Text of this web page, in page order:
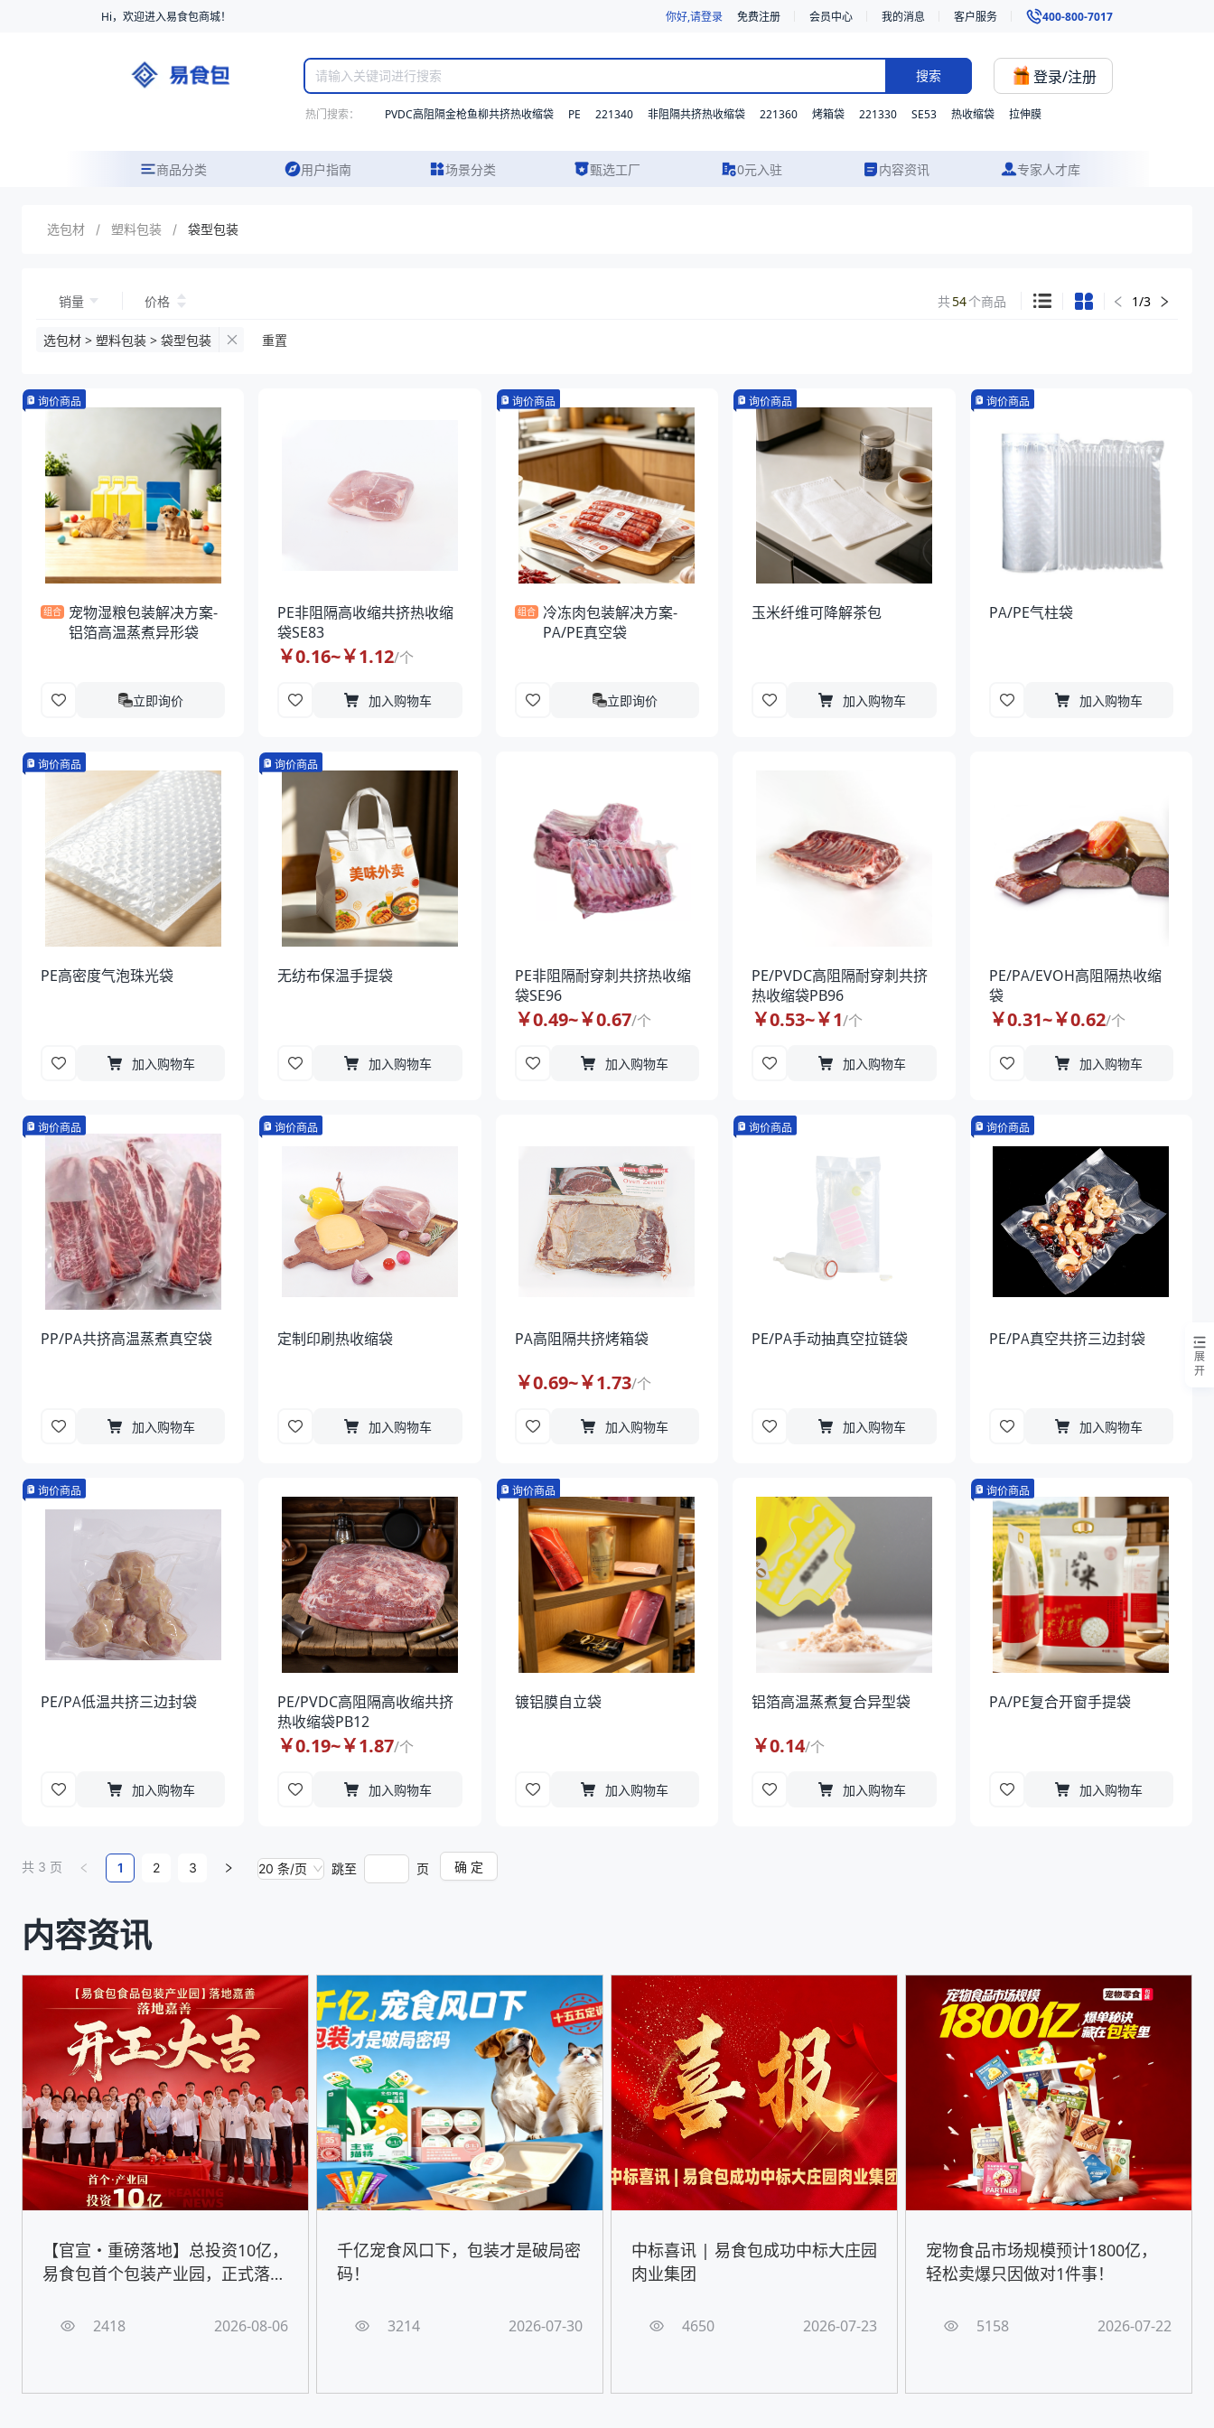
Hi，欢迎进入易食包商城！ 你好,请登录 免费注册 会员中心 我的消息 客户服务 400-800-7017
搜索 登录/注册
热门搜索： PVDC高阻隔金枪鱼柳共挤热收缩袋 PE 221340 非阻隔共挤热收缩袋 221360 烤箱袋 221330 SE53 热收缩袋 拉伸膜
商品分类 用户指南 场景分类 甄选工厂 0元入驻 内容资讯 专家人才库
选包材 / 塑料包装 / 袋型包装
销量 价格 共54个商品 1/3
选包材 > 塑料包装 > 袋型包装 重置
询价商品
组合 宠物湿粮包装解决方案-
铝箔高温蒸煮异形袋
立即询价
PE非阻隔高收缩共挤热收缩
袋SE83
￥0.16~￥1.12/个
加入购物车
询价商品
组合
冷冻肉包装解决方案-
PA/PE真空袋
立即询价
询价商品
玉米纤维可降解茶包
加入购物车
询价商品
PA/PE气柱袋
加入购物车
询价商品
PE高密度气泡珠光袋
加入购物车
询价商品
无纺布保温手提袋
加入购物车
PE非阻隔耐穿刺共挤热收缩
袋SE96
￥0.49~￥0.67/个
加入购物车
PE/PVDC高阻隔耐穿刺共挤
热收缩袋PB96
￥0.53~￥1/个
加入购物车
PE/PA/EVOH高阻隔热收缩
袋
￥0.31~￥0.62/个
加入购物车
询价商品
PP/PA共挤高温蒸煮真空袋
加入购物车
询价商品
定制印刷热收缩袋
加入购物车
PA高阻隔共挤烤箱袋
￥0.69~￥1.73/个
加入购物车
询价商品
PE/PA手动抽真空拉链袋
加入购物车
询价商品
PE/PA真空共挤三边封袋
加入购物车
询价商品
PE/PA低温共挤三边封袋
加入购物车
PE/PVDC高阻隔高收缩共挤
热收缩袋PB12
￥0.19~￥1.87/个
加入购物车
询价商品
镀铝膜自立袋
加入购物车
铝箔高温蒸煮复合异型袋
￥0.14/个
加入购物车
询价商品
PA/PE复合开窗手提袋
加入购物车
共 3 页 1 2 3 20 条/页 跳至 页 确 定
内容资讯
【官宣・重磅落地】总投资10亿，
易食包首个包装产业园，正式落地
2418 2026-08-06
千亿宠食风口下，包装才是破局密
码！
3214 2026-07-30
中标喜讯 | 易食包成功中标大庄园
肉业集团
4650 2026-07-23
宠物食品市场规模预计1800亿，
轻松卖爆只因做对1件事！
5158 2026-07-22
展
开